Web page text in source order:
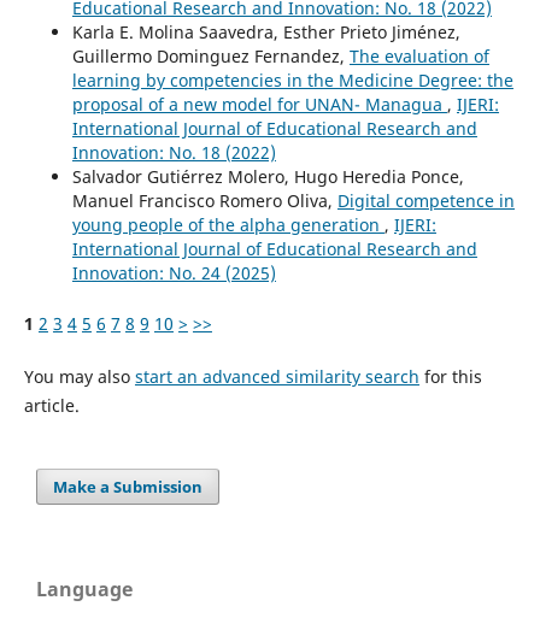
Educational Research and Innovation: No. 18 (2022)
Karla E. Molina Saavedra, Esther Prieto Jiménez,
Guillermo Dominguez Fernandez, The evaluation of
learning by competencies in the Medicine Degree: the
proposal of a new model for UNAN- Managua , IJERI:
International Journal of Educational Research and
Innovation: No. 18 (2022)
Salvador Gutiérrez Molero, Hugo Heredia Ponce,
Manuel Francisco Romero Oliva, Digital competence in
young people of the alpha generation , IJERI:
International Journal of Educational Research and
Innovation: No. 24 (2025)
1 2 3 4 5 6 7 8 9 10 > >>
You may also start an advanced similarity search for this
article.
Make a Submission
Language